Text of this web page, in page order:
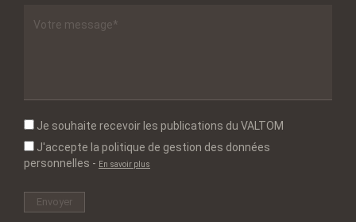
Je souhaite recevoir les publications du VALTOM
J'accepte la politique de gestion des données
personnelles - En savoir plus